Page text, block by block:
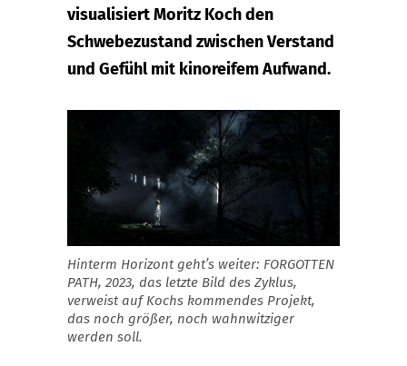
visualisiert Moritz Koch den
Schwebezustand zwischen Verstand
und Gefühl mit kinoreifem Aufwand.
Hinterm Horizont geht’s weiter: FORGOTTEN
PATH, 2023, das letzte Bild des Zyklus,
verweist auf Kochs kommendes Projekt,
das noch größer, noch wahnwitziger
werden soll.